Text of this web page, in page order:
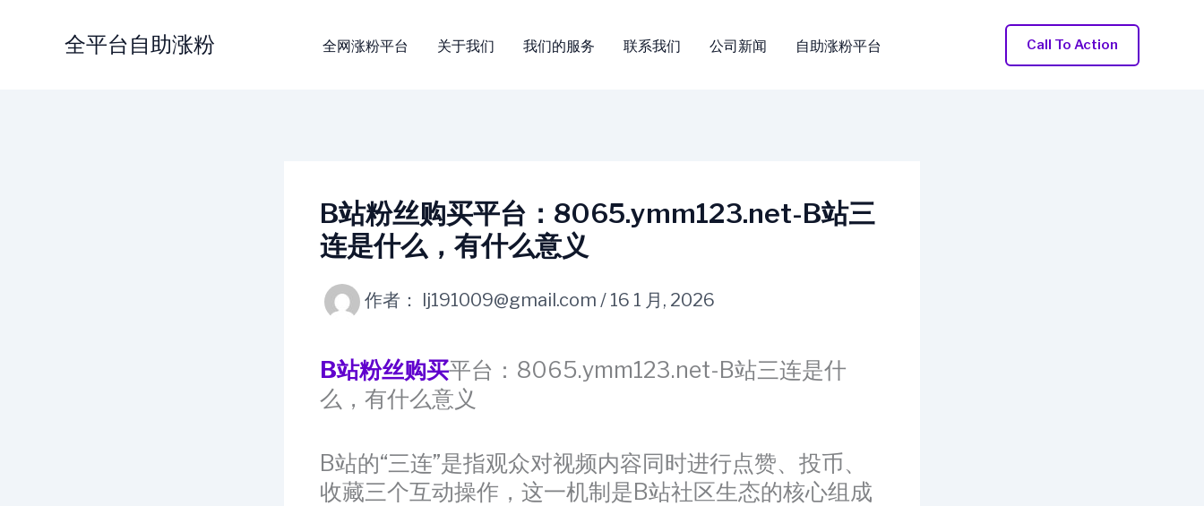
全平台自助涨粉 全网涨粉平台 关于我们 我们的服务 联系我们 公司新闻 自助涨粉平台 Call To Action
B站粉丝购买平台：8065.ymm123.net-B站三
连是什么，有什么意义
作者： lj191009@gmail.com / 16 1 月, 2026
B站粉丝购买平台：8065.ymm123.net-B站三连是什
么，有什么意义
B站的“三连”是指观众对视频内容同时进行点赞、投币、
收藏三个互动操作，这一机制是B站社区生态的核心组成